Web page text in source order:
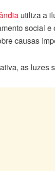
utiliza a
social
causas
as luzes